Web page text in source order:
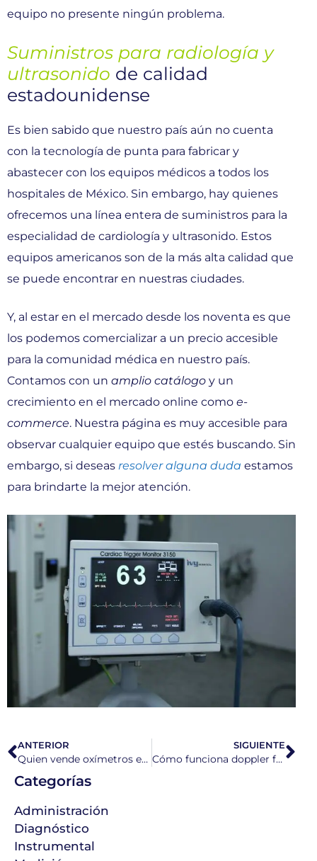
equipo no presente ningún problema.
Suministros para radiología y
ultrasonido de calidad
estadounidense
Es bien sabido que nuestro país aún no cuenta
con la tecnología de punta para fabricar y
abastecer con los equipos médicos a todos los
hospitales de México. Sin embargo, hay quienes
ofrecemos una línea entera de suministros para la
especialidad de cardiología y ultrasonido. Estos
equipos americanos son de la más alta calidad que
se puede encontrar en nuestras ciudades.
Y, al estar en el mercado desde los noventa es que
los podemos comercializar a un precio accesible
para la comunidad médica en nuestro país.
Contamos con un amplio catálogo y un
crecimiento en el mercado online como e-
commerce. Nuestra página es muy accesible para
observar cualquier equipo que estés buscando. Sin
embargo, si deseas resolver alguna duda estamos
para brindarte la mejor atención.
ANTERIOR
Quien vende oxímetros en México conoce su importancia
SIGUIENTE
Cómo funciona doppler fetal y cuándo usarlo en casa
Categorías
Administración
Diagnóstico
Instrumental